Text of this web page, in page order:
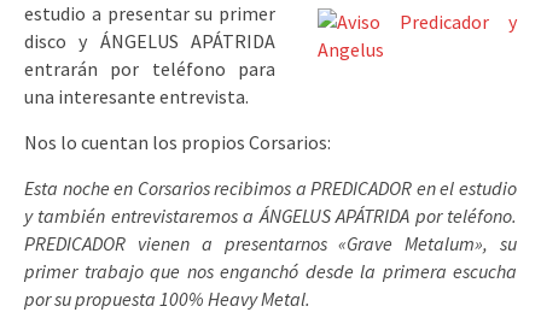
estudio a presentar su primer
disco y ÁNGELUS APÁTRIDA
entrarán por teléfono para
una interesante entrevista.
Nos lo cuentan los propios Corsarios:
Esta noche en Corsarios recibimos a PREDICADOR en el estudio
y también entrevistaremos a ÁNGELUS APÁTRIDA por teléfono.
PREDICADOR vienen a presentarnos «Grave Metalum», su
primer trabajo que nos enganchó desde la primera escucha
por su propuesta 100% Heavy Metal.